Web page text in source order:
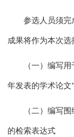
参选人员须完
成果将作为本次选
（一）编写
年发表的学术论文
（二）编写
的检索表达式